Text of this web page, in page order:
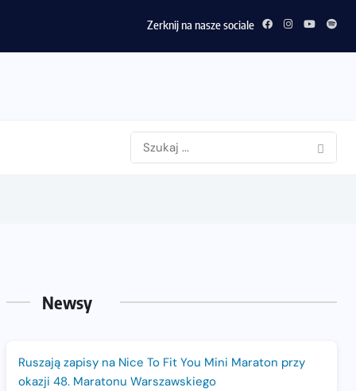
Zerknij na nasze sociale
Newsy
Ruszają zapisy na Nice To Fit You Mini Maraton przy
okazji 48. Maratonu Warszawskiego